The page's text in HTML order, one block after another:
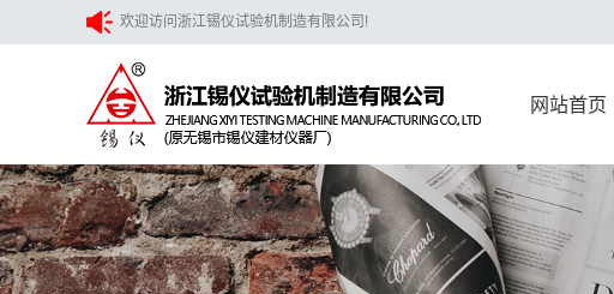
欢迎访问浙江锡仪试验机制造有限公司!
网站首页